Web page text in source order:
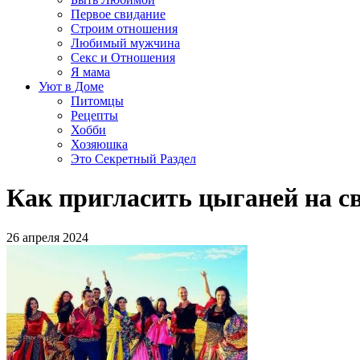
Первое свидание
Строим отношения
Любимый мужчина
Секс и Отношения
Я мама
Уют в Доме
Питомцы
Рецепты
Хобби
Хозяюшка
Это Секретный Раздел
Как пригласить цыганей на
26 апреля 2024